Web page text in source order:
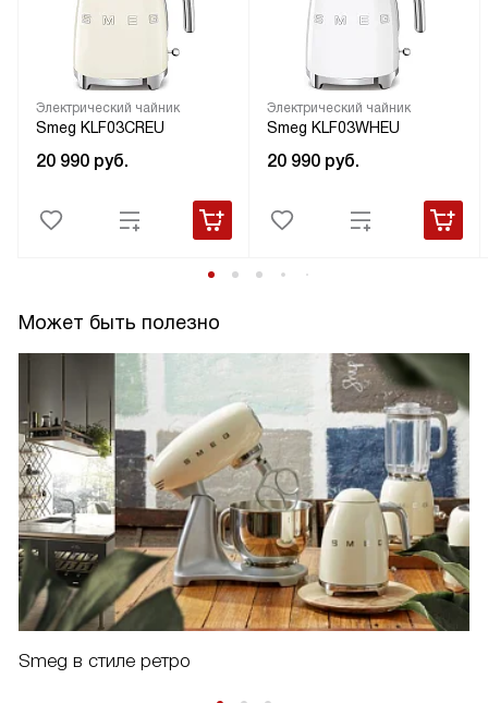
Электрический чайник
Smeg KLF03CREU
20 990 руб.
Электрический чайник
Smeg KLF03WHEU
20 990 руб.
Может быть полезно
Smeg в стиле ретро